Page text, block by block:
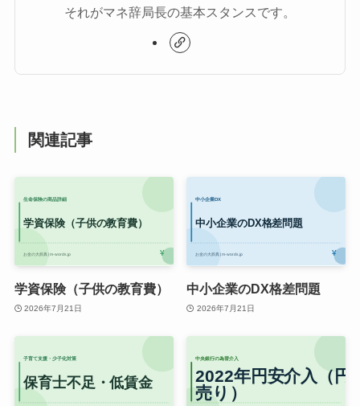
それがマネ辞局長の基本スタンスです。
関連記事
学資保険（子供の教育費）
2026年7月21日
中小企業のDX格差問題
2026年7月21日